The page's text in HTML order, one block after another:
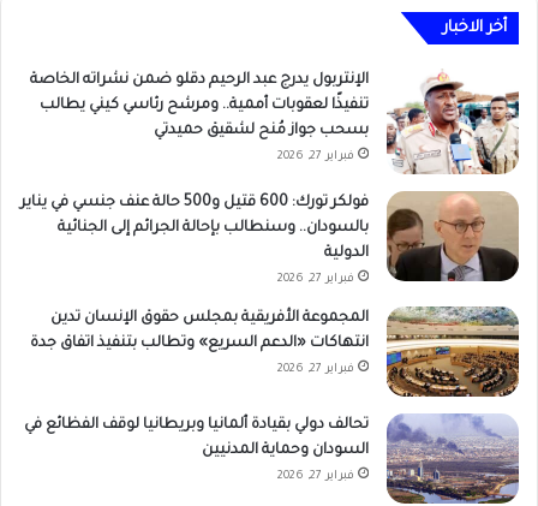
أخر الاخبار
الإنتربول يدرج عبد الرحيم دقلو ضمن نشراته الخاصة
تنفيذًا لعقوبات أممية.. ومرشح رئاسي كيني يطالب
بسحب جواز مُنح لشقيق حميدتي
فبراير 27, 2026
فولكر تورك: 600 قتيل و500 حالة عنف جنسي في يناير
بالسودان.. وسنطالب بإحالة الجرائم إلى الجنائية
الدولية
فبراير 27, 2026
المجموعة الأفريقية بمجلس حقوق الإنسان تدين
انتهاكات «الدعم السريع» وتطالب بتنفيذ اتفاق جدة
فبراير 27, 2026
تحالف دولي بقيادة ألمانيا وبريطانيا لوقف الفظائع في
السودان وحماية المدنيين
فبراير 27, 2026